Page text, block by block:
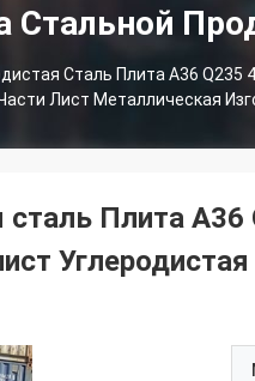
Стальной
Сталь Плита A36
Лист Металлическая
сталь Плита